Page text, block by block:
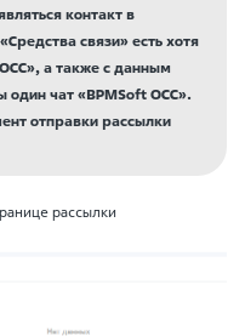
контакт в
связи» есть хотя
а также с данным
чат «BPMSoft OCC».
отправки рассылки
рассылки